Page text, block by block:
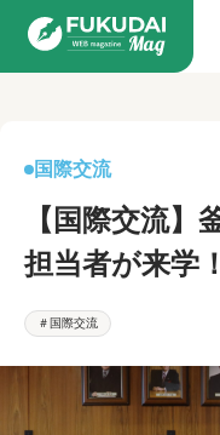
国際交流
【国際交流】
担当者が来学！
＃国際交流